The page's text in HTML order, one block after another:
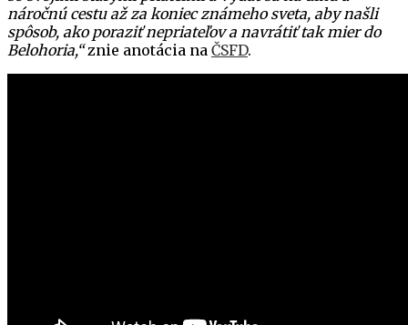
náročnú cestu až za koniec známeho sveta, aby našli
spôsob, ako poraziť nepriateľov a navrátiť tak mier do
Belohoria,“znie anotácia na ČSFD.